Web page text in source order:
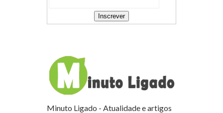
Minuto Ligado - Atualidade e artigos